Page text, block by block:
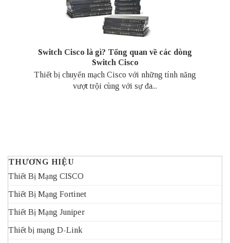
Switch Cisco là gì? Tổng quan về các dòng
Switch Cisco
Thiết bị chuyển mạch Cisco với những tính năng
vượt trội cùng với sự đa...
THƯƠNG HIỆU
Thiết Bị Mạng CISCO
Thiết Bị Mạng Fortinet
Thiết Bị Mạng Juniper
Thiết bị mạng D-Link